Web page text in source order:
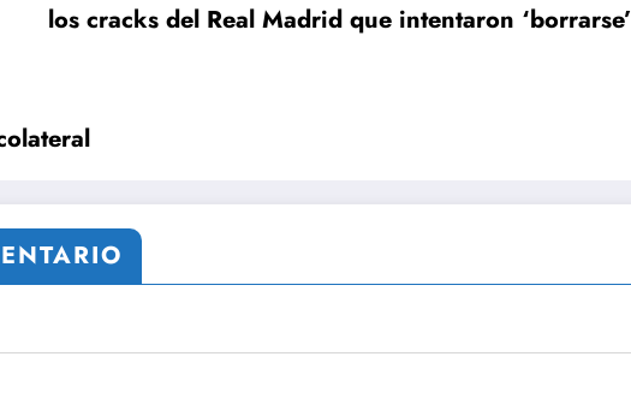
los cracks del Real Madrid que intentaron ‘borrarse’